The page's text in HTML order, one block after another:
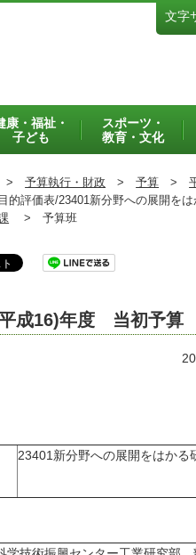
文字
康・福祉・
子ども
スポーツ・
教育・文化
> 予算執行・財政 > 予算 >
評価表/23401新分野への展開をは
> 予算班
成16)年度 当初予算
23401新分野への展開をはかる